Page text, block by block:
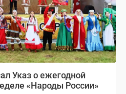
Указ о ежегодной
«Народы России»